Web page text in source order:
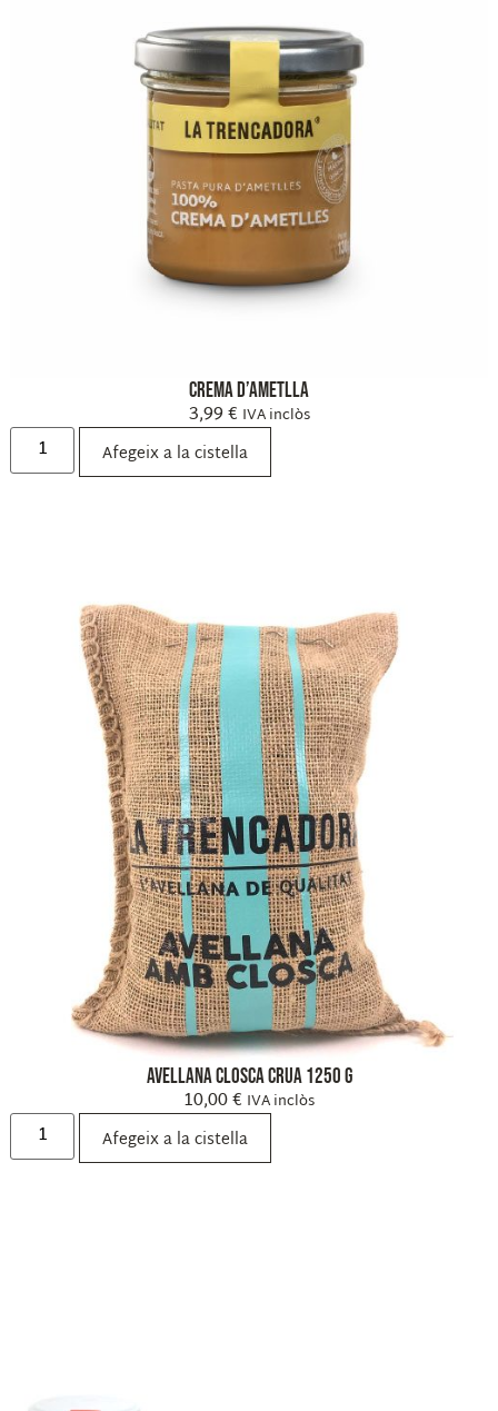
Crema d’ametlla
3,99€ IVA inclòs
Afegeix a la cistella
Avellana Closca Crua 1250 g
10,00€ IVA inclòs
Afegeix a la cistella